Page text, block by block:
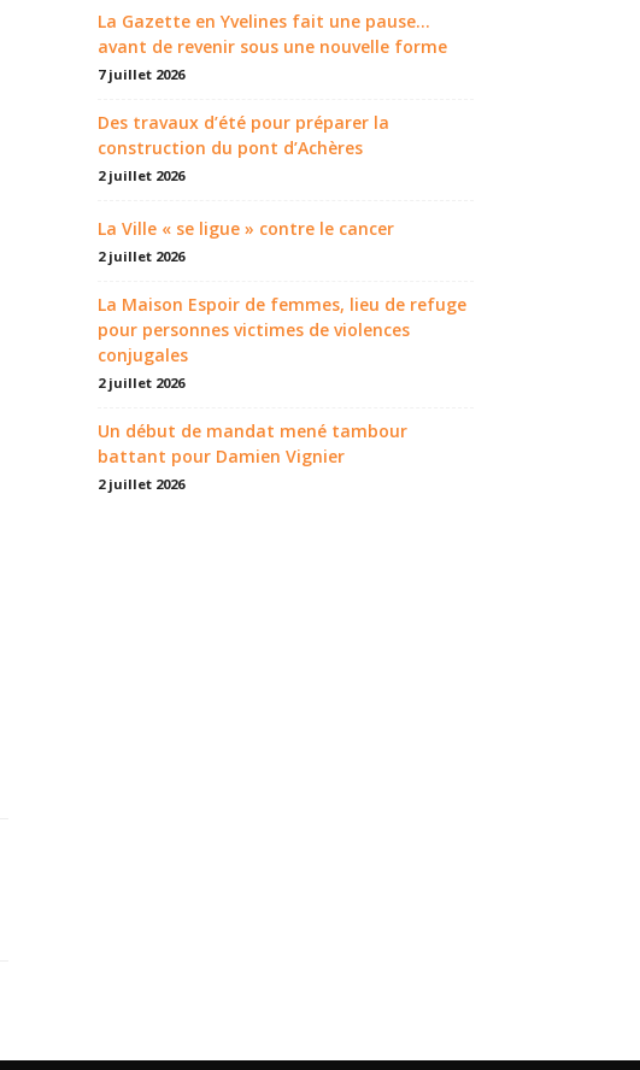
La Gazette en Yvelines fait une pause...
avant de revenir sous une nouvelle forme
7 juillet 2026
Des travaux d’été pour préparer la
construction du pont d’Achères
2 juillet 2026
La Ville « se ligue » contre le cancer
2 juillet 2026
La Maison Espoir de femmes, lieu de refuge
pour personnes victimes de violences
conjugales
2 juillet 2026
Un début de mandat mené tambour
battant pour Damien Vignier
2 juillet 2026